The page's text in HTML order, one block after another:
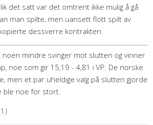
det satt var det omtrent ikke mulig å gå
man spilte, men uansett flott spilt av
dessverre kontrakten.
mindre svinger mot slutten og vinner
noe som gir 15,19 - 4,81 i VP. De norske
men et par uheldige valg på slutten gjorde
ble noe for stort.